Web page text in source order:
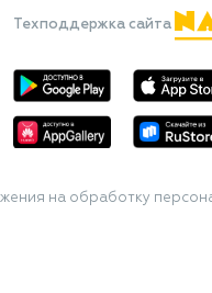
Техподдержка сайта
на обработку